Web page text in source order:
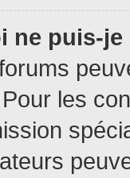
ne puis-
les